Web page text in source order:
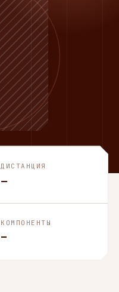
ДИСТАНЦИЯ
—
КОМПОНЕНТЫ
—